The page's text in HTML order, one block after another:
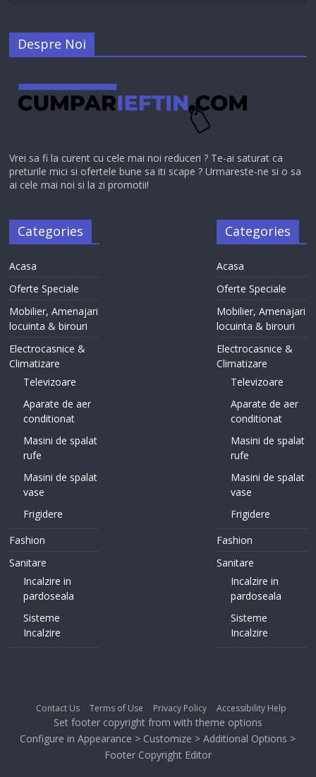
Despre Noi
Vrei sa fi la curent cu cele mai noi reduceri ? Te-ai saturat ca
preturile mici si ofertele bune sa iti scape ? Urmareste-ne si o sa
ai cele mai noi si la zi promotii!
Categories
Acasa
Oferte Speciale
Mobilier, Amenajari
locuinta & birouri
Electrocasnice &
Climatizare
Televizoare
Aparate de aer
conditionat
Masini de spalat
rufe
Masini de spalat
vase
Frigidere
Fashion
Sanitare
Incalzire in
pardoseala
Sisteme
Incalzire
Categories
Acasa
Oferte Speciale
Mobilier, Amenajari
locuinta & birouri
Electrocasnice &
Climatizare
Televizoare
Aparate de aer
conditionat
Masini de spalat
rufe
Masini de spalat
vase
Frigidere
Fashion
Sanitare
Incalzire in
pardoseala
Sisteme
Incalzire
Contact Us Terms of Use Privacy Policy Accessibility Help
Set footer copyright from with theme options
Configure in Appearance > Customize > Additional Options >
Footer Copyright Editor